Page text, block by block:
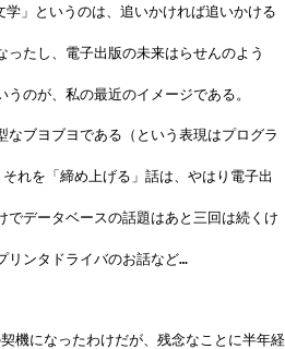
学」というのは、追いかければ追いかける
ったし、電子出版の未来はらせんのよう
うのが、私の最近のイメージである。
なブヨブヨである（という表現はプログラ
れを「締め上げる」話は、やはり電子出
でデータベースの話題はあと三回は続くけ
リンタドライバのお話など…
機になったわけだが、残念なことに半年経